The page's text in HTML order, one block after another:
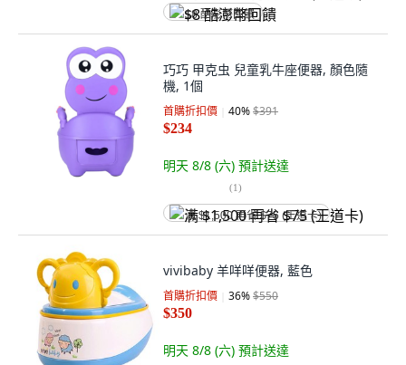
$8 酷澎幣回饋
巧巧 甲克虫 兒童乳牛座便器, 顏色隨
機, 1個
首購折扣價 40%$391
$234
明天 8/8 (六) 預計送達
(1)
满 $1,500 再省 $75 (王道卡)
vivibaby 羊咩咩便器, 藍色
首購折扣價 36%$550
$350
明天 8/8 (六) 預計送達